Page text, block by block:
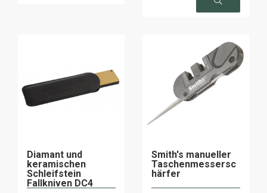
Diamant und
keramischen
Schleifstein
Fallkniven DC4
Smith's manueller
Taschenmessersc
härfer